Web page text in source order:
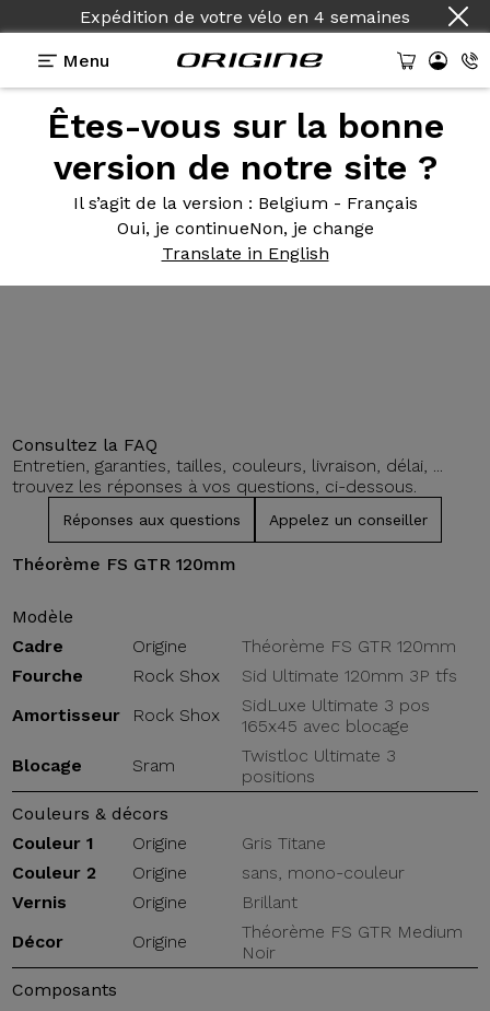
Expédition de votre vélo en 4 semaines
Menu
Êtes-vous sur la bonne
version de notre site ?
Il s’agit de la version : Belgium - Français
Oui, je continueNon, je change
Translate in English
Présentation
Théorème FSGTR 120mm
Consultez la FAQ
Entretien, garanties, tailles, couleurs, livraison, délai, ...
trouvez les réponses à vos questions, ci-dessous.
Réponses aux questions Appelez un conseiller
Théorème FS GTR 120mm
Modèle
Cadre
Origine
Théorème FS GTR 120mm
Fourche
Rock Shox
Sid Ultimate 120mm 3P tfs
Amortisseur
Rock Shox
SidLuxe Ultimate 3 pos
165x45 avec blocage
Blocage
Sram
Twistloc Ultimate 3
positions
Couleurs & décors
Couleur 1
Origine
Gris Titane
Couleur 2
Origine
sans, mono-couleur
Vernis
Origine
Brillant
Décor
Origine
Théorème FS GTR Medium
Noir
Composants